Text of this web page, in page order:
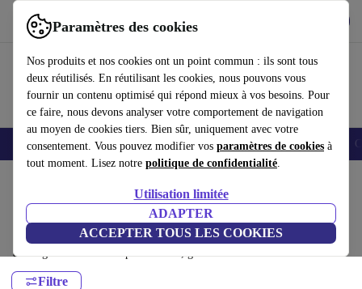
Paramètres des cookies
Nos produits et nos cookies ont un point commun : ils sont tous
deux réutilisés. En réutilisant les cookies, nous pouvons vous
fournir un contenu optimisé qui répond mieux à vos besoins. Pour
ce faire, nous devons analyser votre comportement de navigation
au moyen de cookies tiers. Bien sûr, uniquement avec votre
consentement. Vous pouvez modifier vos paramètres de cookies à
tout moment. Lisez notre politique de confidentialité.
Utilisation limitée
ADAPTER
ACCEPTER TOUS LES COOKIES
Utilisez refurbed rapidement et facilement
Smartphones Laptops Tablettes Montres connectées Accessoires
Ordinateurs portables Huawei:
Ordinateurs portables Huawei reconditionnés de haute qualité et à prix
avantageux. Le choix le plus durable, garanti 12 mois minimum
Filtre